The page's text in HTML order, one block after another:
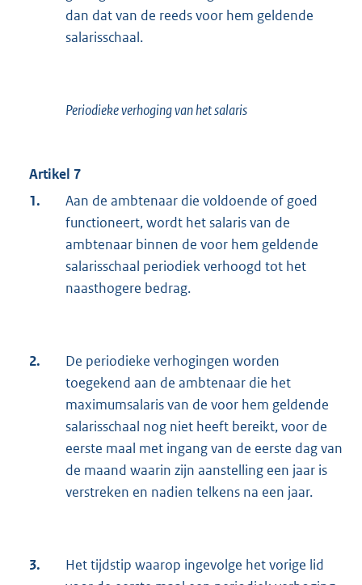
dan dat van de reeds voor hem geldende
salarisschaal.
Periodieke verhoging van het salaris
Artikel 7
1.
Aan de ambtenaar die voldoende of goed
functioneert, wordt het salaris van de
ambtenaar binnen de voor hem geldende
salarisschaal periodiek verhoogd tot het
naasthogere bedrag.
2.
De periodieke verhogingen worden
toegekend aan de ambtenaar die het
maximumsalaris van de voor hem geldende
salarisschaal nog niet heeft bereikt, voor de
eerste maal met ingang van de eerste dag van
de maand waarin zijn aanstelling een jaar is
verstreken en nadien telkens na een jaar.
3.
Het tijdstip waarop ingevolge het vorige lid